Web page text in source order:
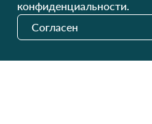
конфиденциальности.
Согласен